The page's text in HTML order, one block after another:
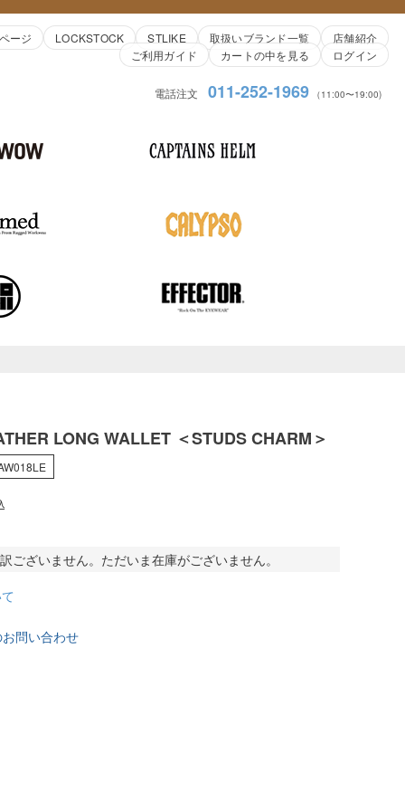
ージ LOCKSTOCK STLIKE 取扱いブランド一覧
店舗紹介
ご利用ガイド
カートの中を見る ログイン
電話注文 011-252-1969 （11:00〜19:00)
LONG WALLET ＜STUDS CHARM＞
ございません。ただいま在庫がございません。
問い合わせ